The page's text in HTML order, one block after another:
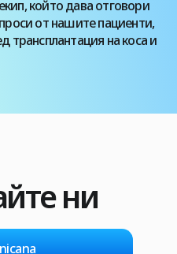
който дава отговори
от нашите пациенти,
трансплантация на коса и
ни